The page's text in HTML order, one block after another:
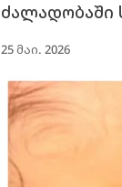
ძალადობაში
25 მაი. 2026